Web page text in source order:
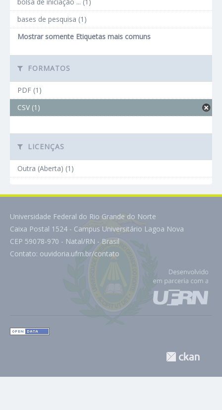
bases de pesquisa (1)
Mostrar somente Etiquetas mais comuns
FORMATOS
PDF (1)
CSV (1)
LICENÇAS
Outra (Aberta) (1)
Universidade Federal do Rio Grande do Norte
Caixa Postal 1524 - Campus Universitário Lagoa Nova
CEP 59078-970 - Natal/RN - Brasil
Contato: ouvidoria.ufrn.br/contato